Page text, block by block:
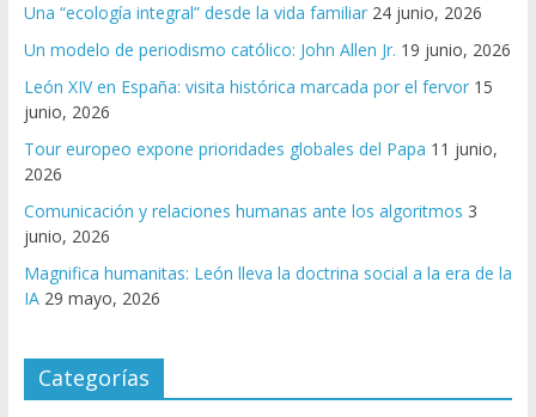
Una “ecología integral” desde la vida familiar 24 junio, 2026
Un modelo de periodismo católico: John Allen Jr. 19 junio, 2026
León XIV en España: visita histórica marcada por el fervor 15
junio, 2026
Tour europeo expone prioridades globales del Papa 11 junio,
2026
Comunicación y relaciones humanas ante los algoritmos 3
junio, 2026
Magnifica humanitas: León lleva la doctrina social a la era de la
IA 29 mayo, 2026
Categorías